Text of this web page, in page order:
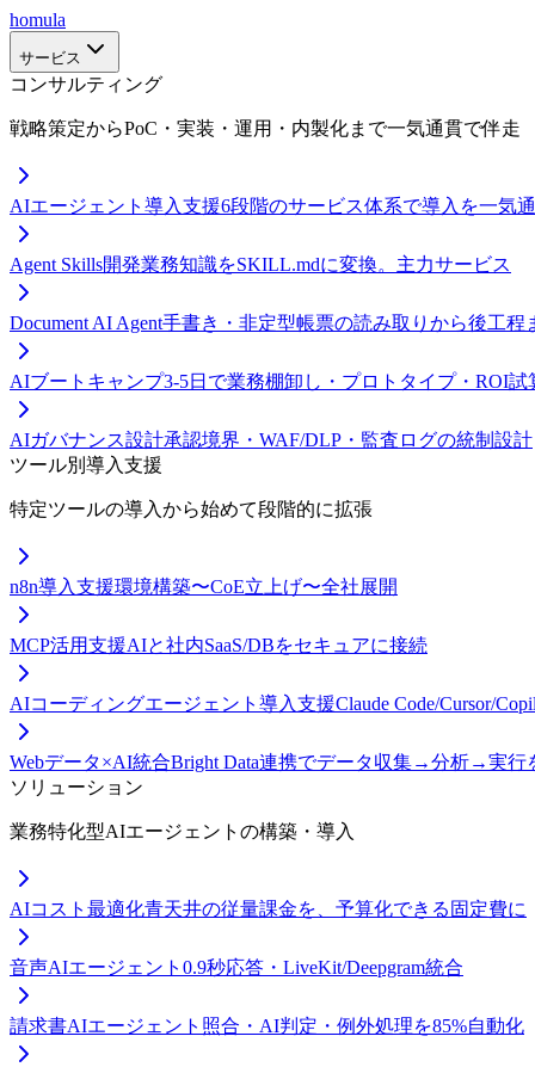
homula
サービス
コンサルティング
戦略策定からPoC・実装・運用・内製化まで一気通貫で伴走
AIエージェント導入支援6段階のサービス体系で導入を一気
Agent Skills開発業務知識をSKILL.mdに変換。主力サービス
Document AI Agent手書き・非定型帳票の読み取りから後工程
AIブートキャンプ3-5日で業務棚卸し・プロトタイプ・ROI試
AIガバナンス設計承認境界・WAF/DLP・監査ログの統制設計
ツール別導入支援
特定ツールの導入から始めて段階的に拡張
n8n導入支援環境構築〜CoE立上げ〜全社展開
MCP活用支援AIと社内SaaS/DBをセキュアに接続
AIコーディングエージェント導入支援Claude Code/Cursor/
Webデータ×AI統合Bright Data連携でデータ収集→分析→実行
ソリューション
業務特化型AIエージェントの構築・導入
AIコスト最適化青天井の従量課金を、予算化できる固定費に
音声AIエージェント 0.9秒応答・LiveKit/Deepgram統合
請求書AIエージェント 照合・AI判定・例外処理を85%自動化